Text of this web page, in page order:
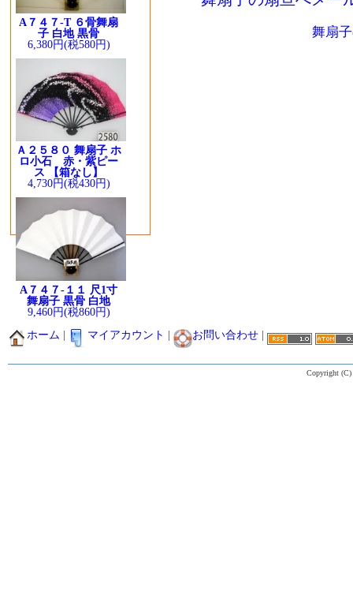
A７４７-T ６骨舞扇
子 白地 黒骨
6,380円(税580円)
Ａ２５８０ 舞扇子 ホ
ロ小石 赤・紫ピー
ス 【箱なし】
4,730円(税430円)
A７４７-１１ 尺1寸
舞扇子 黒骨 白地
9,460円(税860円)
舞扇
ホーム マイアカウント お問い合わせ
Copyright (C)